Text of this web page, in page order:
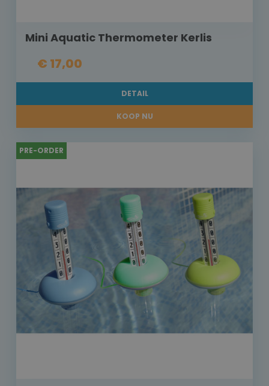
Mini Aquatic Thermometer Kerlis
€ 17,00
DETAIL
KOOP NU
PRE-ORDER